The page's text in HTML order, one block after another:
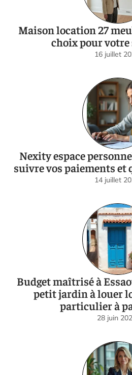
Maison location 27
choix pour
16 juillet
Nexity espace
suivre vos paiements et
14 juillet
Budget maîtrisé à
petit jardin à louer
particulier à
28 juin